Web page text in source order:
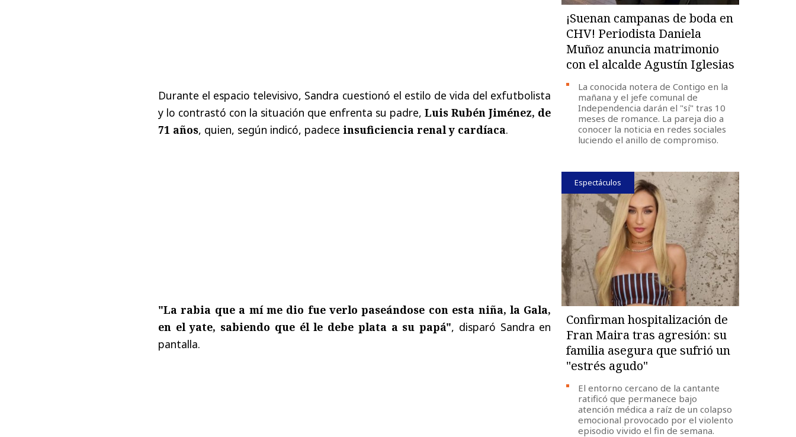
Durante el espacio televisivo, Sandra cuestionó el estilo de vida del exfutbolista
y lo contrastó con la situación que enfrenta su padre,Luis Rubén Jiménez, de
71 años, quien, según indicó, padece insuficiencia renal y cardíaca.
"La rabia que a mí me dio fue verlo paseándose con esta niña, la Gala,
en el yate, sabiendo que él le debe plata a su papá", disparó Sandra en
pantalla.
¡Suenan campanas de boda en
CHV! Periodista Daniela
Muñoz anuncia matrimonio
con el alcalde Agustín Iglesias
La conocida notera de Contigo en la
mañana y el jefe comunal de
Independencia darán el "sí" tras 10
meses de romance. La pareja dio a
conocer la noticia en redes sociales
luciendo el anillo de compromiso.
Espectáculos
Confirman hospitalización de
Fran Maira tras agresión: su
familia asegura que sufrió un
"estrés agudo"
El entorno cercano de la cantante
ratificó que permanece bajo
atención médica a raíz de un colapso
emocional provocado por el violento
episodio vivido el fin de semana.